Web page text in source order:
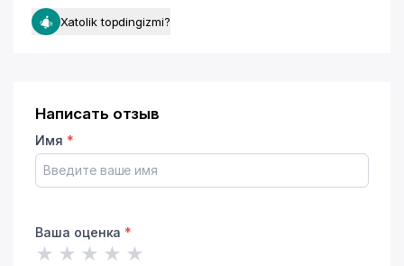
Xatolik topdingizmi?
Написать отзыв
Имя *
Ваша оценка *
★ ★ ★ ★ ★